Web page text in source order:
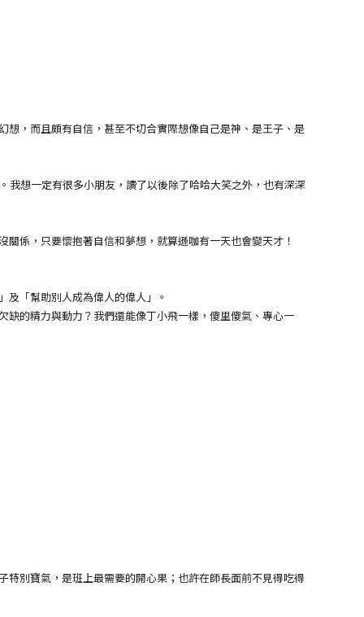
，而且頗有自信，甚至不切合實際想像自己是神、是王子、是
想一定有很多小朋友，讀了以後除了哈哈大笑之外，也有深深
係，只要懷抱著自信和夢想，就算遜咖有一天也會變天才！
「幫助別人成為偉人的偉人」。
的精力與動力？我們還能像丁小飛一樣，傻里傻氣、專心一
別寶氣，是班上最需要的開心果；也許在師長面前不見得吃得